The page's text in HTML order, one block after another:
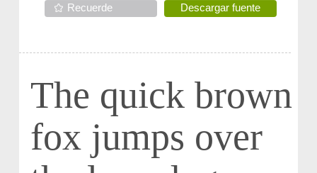
Recuerde Descargar fuente
The quick brown
fox jumps over